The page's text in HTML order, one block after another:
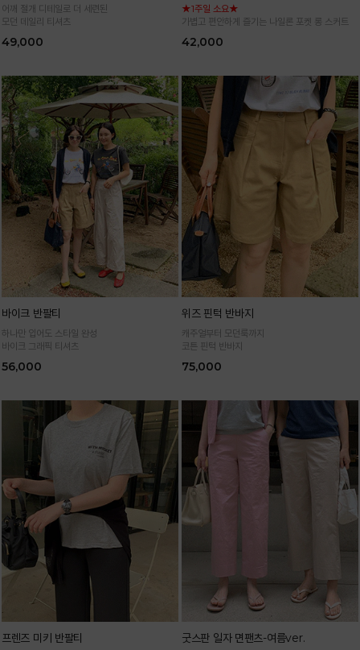
어깨 절개 디테일로 더 세련된
모던 데일리 티셔츠
49,000
★1주일 소요★
가볍고 편안하게 즐기는 나일론 포켓 롱 스커트
42,000
바이크 반팔티
하나만 입어도 스타일 완성
바이크 그래픽 티셔츠
56,000
위즈 핀턱 반바지
캐주얼부터 모던룩까지
코튼 핀턱 반바지
75,000
프렌즈 미키 반팔티 굿스판 일자 면팬츠-여름ver.